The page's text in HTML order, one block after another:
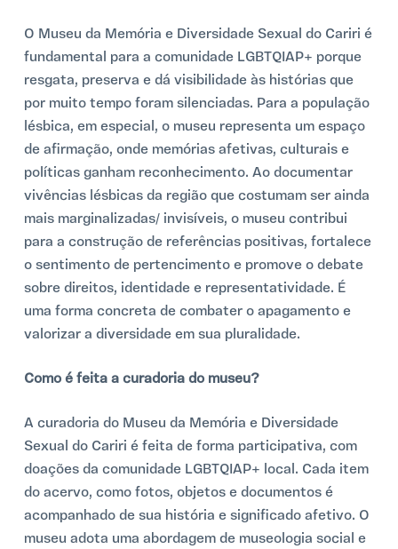
O Museu da Memória e Diversidade Sexual do Cariri é
fundamental para a comunidade LGBTQIAP+ porque
resgata, preserva e dá visibilidade às histórias que
por muito tempo foram silenciadas. Para a população
lésbica, em especial, o museu representa um espaço
de afirmação, onde memórias afetivas, culturais e
políticas ganham reconhecimento. Ao documentar
vivências lésbicas da região que costumam ser ainda
mais marginalizadas/ invisíveis, o museu contribui
para a construção de referências positivas, fortalece
o sentimento de pertencimento e promove o debate
sobre direitos, identidade e representatividade. É
uma forma concreta de combater o apagamento e
valorizar a diversidade em sua pluralidade.
Como é feita a curadoria do museu?
A curadoria do Museu da Memória e Diversidade
Sexual do Cariri é feita de forma participativa, com
doações da comunidade LGBTQIAP+ local. Cada item
do acervo, como fotos, objetos e documentos é
acompanhado de sua história e significado afetivo. O
museu adota uma abordagem de museologia social e